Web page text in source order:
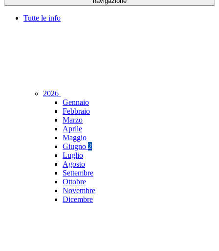
Tutte le info
2026
Gennaio
Febbraio
Marzo
Aprile
Maggio
Giugno 2
Luglio
Agosto
Settembre
Ottobre
Novembre
Dicembre